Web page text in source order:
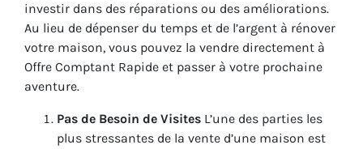
investir dans des réparations ou des améliorations.
Au lieu de dépenser du temps et de l’argent à rénover
votre maison, vous pouvez la vendre directement à
Offre Comptant Rapide et passer à votre prochaine
aventure.
Pas de Besoin de Visites L’une des parties les
plus stressantes de la vente d’une maison est